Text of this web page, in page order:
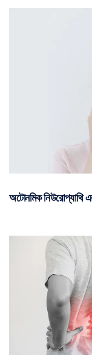
অটোনমিক নিউরোপ্যাথি